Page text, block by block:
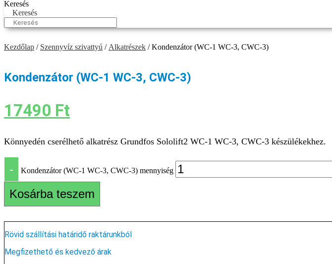
Keresés
Keresés
Kezdőlap / Szennyvíz szivattyú / Alkatrészek / Kondenzátor (WC-1 WC-3, CWC-3)
Kondenzátor (WC-1 WC-3, CWC-3)
17490 Ft
Könnyedén cserélhető alkatrész Grundfos Sololift2 WC-1 WC-3, CWC-3 készülékekhez.
- Kondenzátor (WC-1 WC-3, CWC-3) mennyiség
Kosárba teszem
Rövid szállítási határidő raktárunkból
Megfizethető és kedvező árak